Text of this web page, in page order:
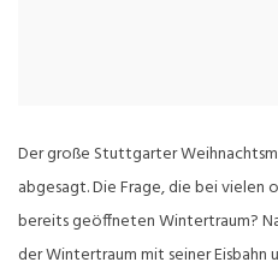
Der große Stuttgarter
abgesagt. Die Frage, die bei vielen
bereits geöffneten Wintertraum?
der Wintertraum mit seiner